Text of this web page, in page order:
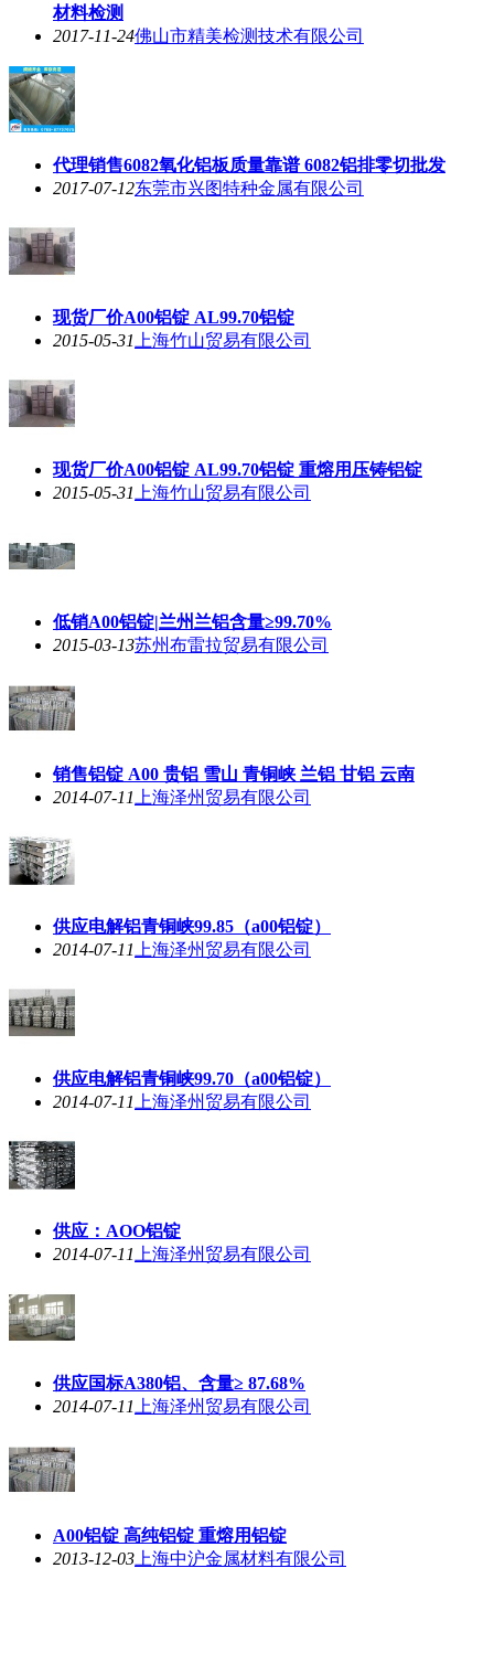
材料检测
2017-11-24佛山市精美检测技术有限公司
代理销售6082氧化铝板质量靠谱 6082铝排零切批发
2017-07-12东莞市兴图特种金属有限公司
现货厂价A00铝锭 AL99.70铝锭
2015-05-31 上海竹山贸易有限公司
现货厂价A00铝锭 AL99.70铝锭 重熔用压铸铝锭
2015-05-31 上海竹山贸易有限公司
低销A00铝锭|兰州兰铝含量≥99.70%
2015-03-13苏州布雷拉贸易有限公司
销售铝锭 A00 贵铝 雪山 青铜峡 兰铝 甘铝 云南
2014-07-11 上海泽州贸易有限公司
供应电解铝青铜峡99.85（a00铝锭）
2014-07-11 上海泽州贸易有限公司
供应电解铝青铜峡99.70（a00铝锭）
2014-07-11 上海泽州贸易有限公司
供应：AOO铝锭
2014-07-11 上海泽州贸易有限公司
供应国标A380铝、含量≥ 87.68%
2014-07-11 上海泽州贸易有限公司
A00铝锭 高纯铝锭 重熔用铝锭
2013-12-03 上海中沪金属材料有限公司